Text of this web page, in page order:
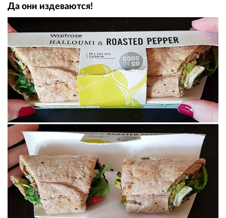
Да они издеваются!